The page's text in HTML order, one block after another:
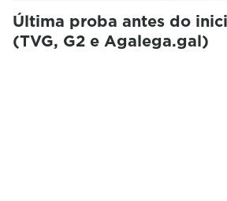
Última proba antes do
(TVG, G2 e Agalega.gal)